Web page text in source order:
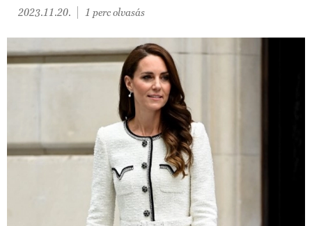
2023.11.20. 1 perc olvasás